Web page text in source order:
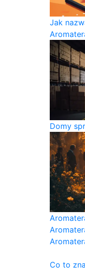
Jak
Domy
Co to